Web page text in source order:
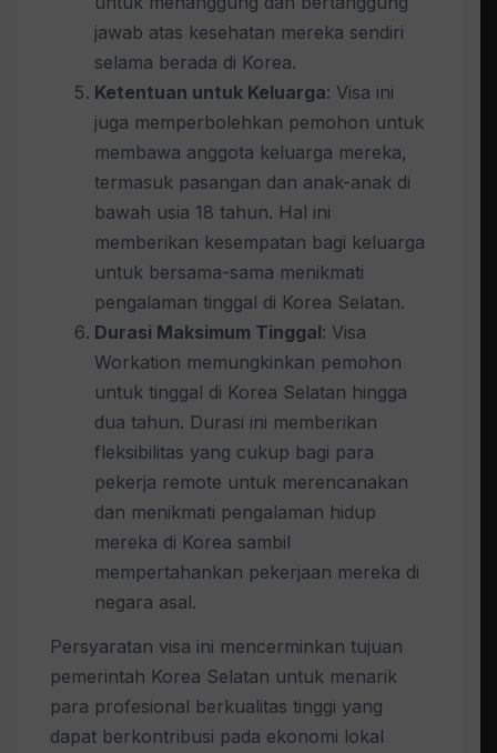
jawab atas kesehatan mereka sendiri
selama berada di Korea.
Ketentuan untuk Keluarga: Visa ini
juga memperbolehkan pemohon untuk
membawa anggota keluarga mereka,
termasuk pasangan dan anak-anak di
bawah usia 18 tahun. Hal ini
memberikan kesempatan bagi keluarga
untuk bersama-sama menikmati
pengalaman tinggal di Korea Selatan.
Durasi Maksimum Tinggal: Visa
Workation memungkinkan pemohon
untuk tinggal di Korea Selatan hingga
dua tahun. Durasi ini memberikan
fleksibilitas yang cukup bagi para
pekerja remote untuk merencanakan
dan menikmati pengalaman hidup
mereka di Korea sambil
mempertahankan pekerjaan mereka di
negara asal.
Persyaratan visa ini mencerminkan tujuan
pemerintah Korea Selatan untuk menarik
para profesional berkualitas tinggi yang
dapat berkontribusi pada ekonomi lokal